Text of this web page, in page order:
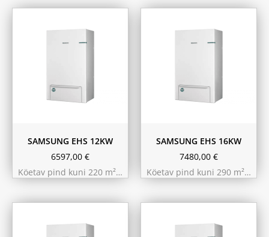
SAMSUNG EHS 12KW
6597,00 €
Köetav pind kuni 220 m²…
SAMSUNG EHS 16KW
7480,00 €
Köetav pind kuni 290 m²…